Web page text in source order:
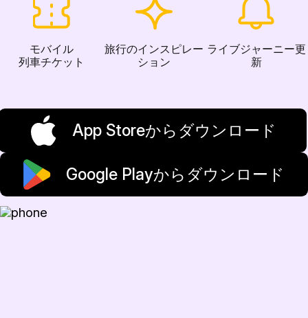
モバイル
列車チケット
旅行のインスピレー
ション
ライブジャーニー更
新
App Storeからダウンロード
Google Playからダウンロード